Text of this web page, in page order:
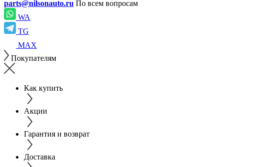
parts@nilsonauto.ru По всем вопросам
WA
TG
MAX
Покупателям
Как купить
Акции
Гарантия и возврат
Доставка